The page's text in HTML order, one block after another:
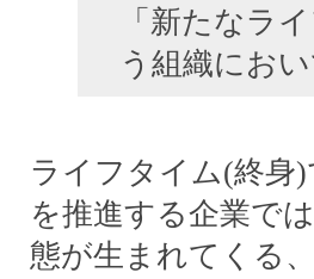
「新たなラ
う組織にお
ライフタイム(終身
を推進する企業で
態が生まれてくる